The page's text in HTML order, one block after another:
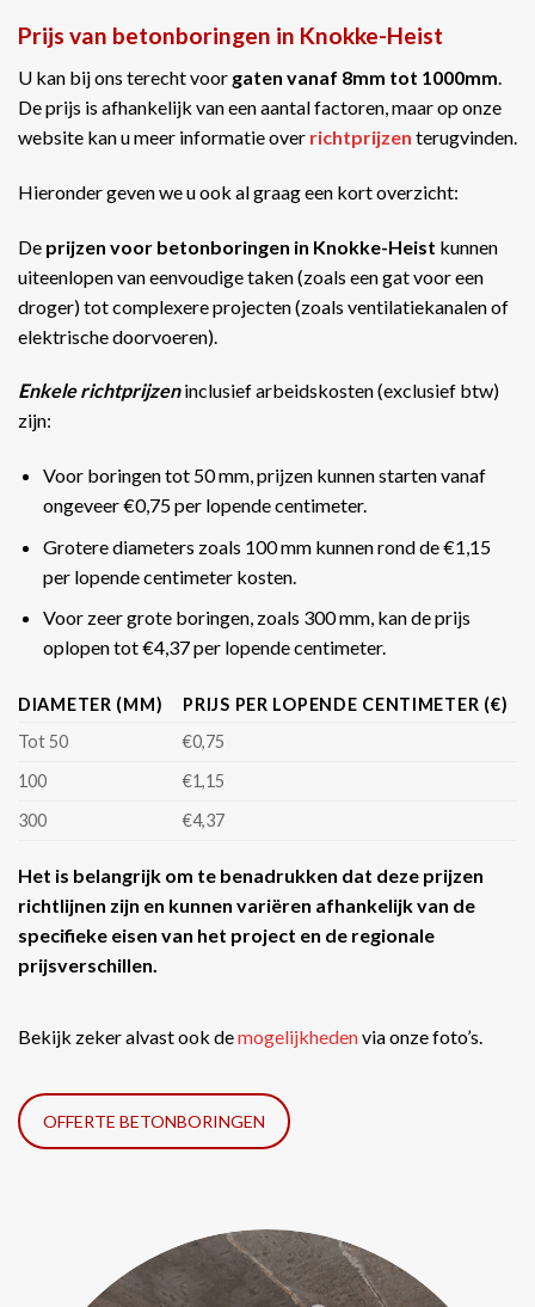
Prijs van betonboringen in Knokke-Heist
U kan bij ons terecht voor gaten vanaf 8mm tot 1000mm.
De prijs is afhankelijk van een aantal factoren, maar op onze
website kan u meer informatie over richtprijzen terugvinden.
Hieronder geven we u ook al graag een kort overzicht:
De prijzen voor betonboringen in Knokke-Heist kunnen
uiteenlopen van eenvoudige taken (zoals een gat voor een
droger) tot complexere projecten (zoals ventilatiekanalen of
elektrische doorvoeren).
Enkele richtprijzeninclusief arbeidskosten (exclusief btw)
zijn:
Voor boringen tot 50 mm, prijzen kunnen starten vanaf
ongeveer €0,75 per lopende centimeter.
Grotere diameters zoals 100 mm kunnen rond de €1,15
per lopende centimeter kosten.
Voor zeer grote boringen, zoals 300 mm, kan de prijs
oplopen tot €4,37 per lopende centimeter​​.
DIAMETER (MM)
PRIJS PER LOPENDE CENTIMETER (€)
Tot 50
€0,75
100
€1,15
300
€4,37
Het is belangrijk om te benadrukken dat deze prijzen
richtlijnen zijn en kunnen variëren afhankelijk van de
specifieke eisen van het project en de regionale
prijsverschillen.
Bekijk zeker alvast ook demogelijkhedenvia onze foto’s.
OFFERTE BETONBORINGEN